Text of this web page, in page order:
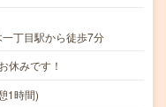
丁目駅から徒歩7分
休みです！
1時間)